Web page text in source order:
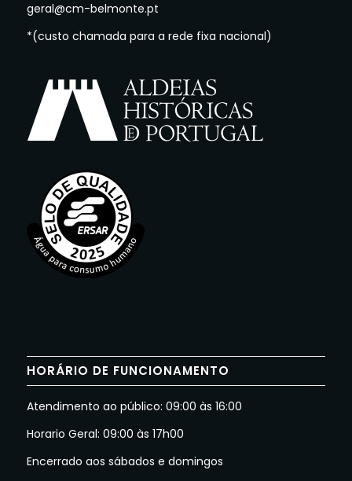
geral@cm-belmonte.pt
*(custo chamada para a rede fixa nacional)
HORÁRIO DE FUNCIONAMENTO
Atendimento ao público: 09:00 às 16:00
Horario Geral: 09:00 às 17h00
Encerrado aos sábados e domingos